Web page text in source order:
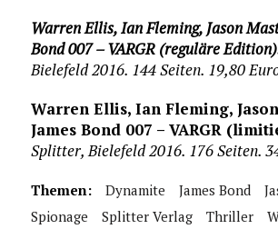
Warren Ellis, Ian Fleming, Jason
Bond 007 – VARGR (reguläre
Bielefeld 2016. 144 Seiten. 19,80
Warren Ellis, Ian Fleming,
James Bond 007 – VARGR
Splitter, Bielefeld 2016. 176 Seiten.
Themen: Dynamite James Bond
Spionage
Splitter Verlag Thriller